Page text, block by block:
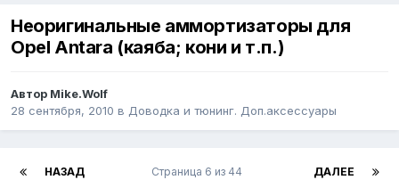
Неоригинальные аммортизаторы для
Opel Antara (каяба; кони и т.п.)
Автор Mike.Wolf
28 сентября, 2010 в Доводка и тюнинг. Доп.аксессуары
НАЗАД ДАЛЕЕ
Страница 6 из 44